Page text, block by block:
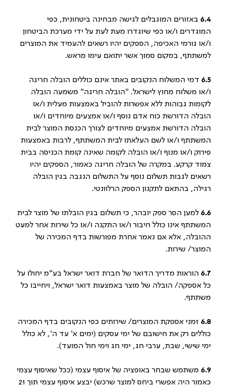
6.4 באזורים המוגבלים לגישה מבחינה ביטחונית, כפי
המוגדרים ו/או כפי שיוגדרו מעת לעת על ידי מערכת הביטחון
ו/או גורמי האכיפה, הספקים יהיו רשאים להעמיד את המוצרים
למשתתף, במקום סמוך אשר יתואם עימו מראש.
6.5 דמי המשלוח הנקובים באתר אינם כוללים הובלה חריגה
ו/או משלוח מחוץ לישראל. "הובלה חריגה" משמעה הובלה
לקומות גבוהות ללא אפשרות להוביל באמצעות מעלית ו/או
הובלה הדורשת כוח אדם נוסף ו/או אמצעים מיוחדים ו/או
הובלה הדורשת אמצעים מיוחדים לצורך הכנסת המוצר לבית
המשתתף ו/או לשם העלאתו לבית המשתתף, לרבות באמצעות
פירוק ו/או מנוף ו/או הובלה לקומה שאינה קומת הכניסה בבית
צמוד קרקע. במקרה של הובלה חריגה כאמור, הספקים יהיו
רשאים לגבות תשלום נוסף על התשלום הנגבה בגין הובלה
רגילה, בהתאם לתקנון הספק הרלוונטי.
6.6 למען הסר ספק יובהר, כי תשלום בגין הובלתו של מוצר לבית
המשתתף אינו כולל חיבור ו/או התקנה ו/או כל שירות אחר למעט
ההובלה, אלא אם נאמר אחרת מפורשות בדף המכירה של
המוצר/ שירות.
6.7 הוראות מדריך הדואר של חברת דואר ישראל בע"מ יחולו על
כל אספקה/ הובלה של מוצר באמצעות דואר ישראל, ויחייבו כל
משתתף.
6.8 זמני אספקת המוצרים/ שירותים כפי הנקובים בדף המכירה
כוללים רק את חישובם של ימי עסקים (ימים א' עד ה', לא כולל
ימי שישי, שבת, ערבי חג, ימי חג וימי חול המועד).
6.9 משתמש שבחר באופציה של איסוף עצמי (ככל שאיסוף עצמי
כאמור היה אפשרי ביחס למוצר שרכש) יבצע איסוף עצמי תוך 21